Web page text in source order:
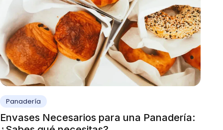
Panadería
Envases Necesarios para una Panadería: